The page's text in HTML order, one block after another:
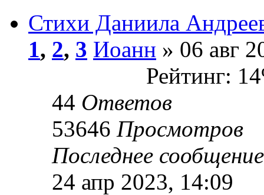
Стихи Даниила
1, 2, 3 Иоанн » 06 авг
Рейтинг:
44 Ответов
53646 Просмотров
Последнее
24 апр 2023, 14:09